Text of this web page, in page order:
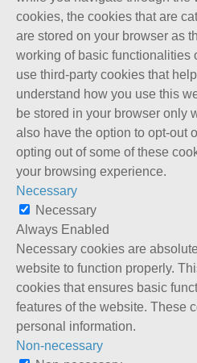
cookies, the cookies that are
are stored on your browser as
working of basic functionalities
use third-party cookies that
understand how you use this
be stored in your browser only
also have the option to opt-out
opting out of some of these
your browsing experience.
Necessary
Necessary
Always Enabled
Necessary cookies are
website to function properly.
cookies that ensures basic
features of the website. These
personal information.
Non-necessary